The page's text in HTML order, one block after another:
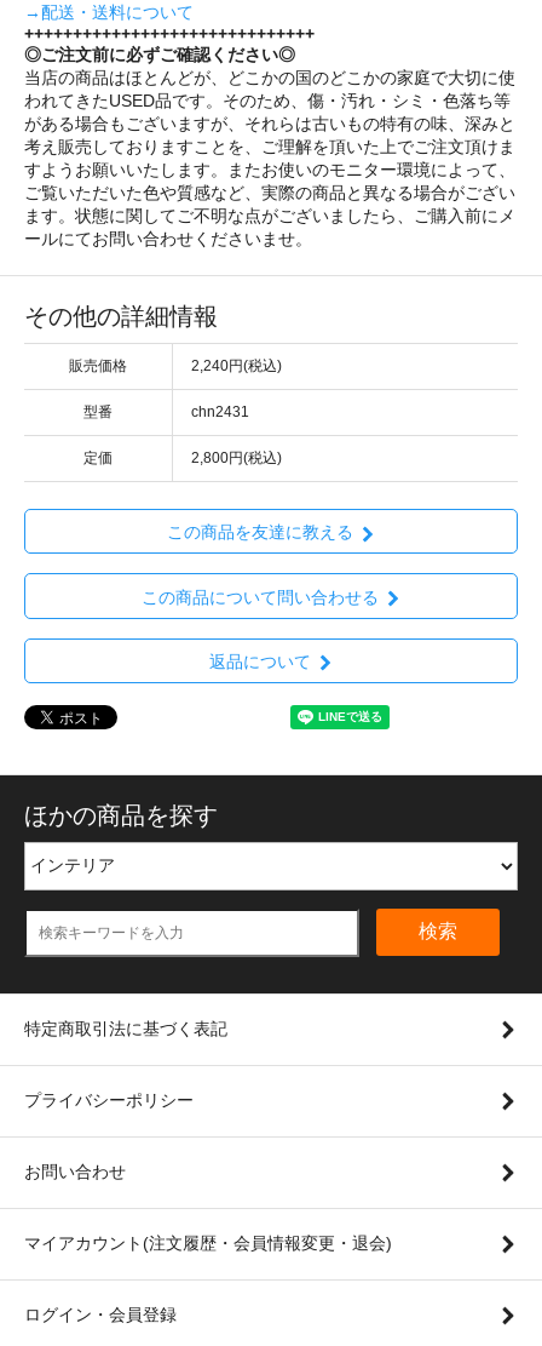
→配送・送料について
++++++++++++++++++++++++++++++
◎ご注文前に必ずご確認ください◎
当店の商品はほとんどが、どこかの国のどこかの家庭で大切に使
われてきたUSED品です。そのため、傷・汚れ・シミ・色落ち等
がある場合もございますが、それらは古いもの特有の味、深みと
考え販売しておりますことを、ご理解を頂いた上でご注文頂けま
すようお願いいたします。またお使いのモニター環境によって、
ご覧いただいた色や質感など、実際の商品と異なる場合がござい
ます。状態に関してご不明な点がございましたら、ご購入前にメ
ールにてお問い合わせくださいませ。
その他の詳細情報
販売価格 2,240円(税込)
型番 chn2431
定価 2,800円(税込)
この商品を友達に教える
この商品について問い合わせる
返品について
ほかの商品を探す
検索
特定商取引法に基づく表記
プライバシーポリシー
お問い合わせ
マイアカウント(注文履歴・会員情報変更・退会)
ログイン・会員登録